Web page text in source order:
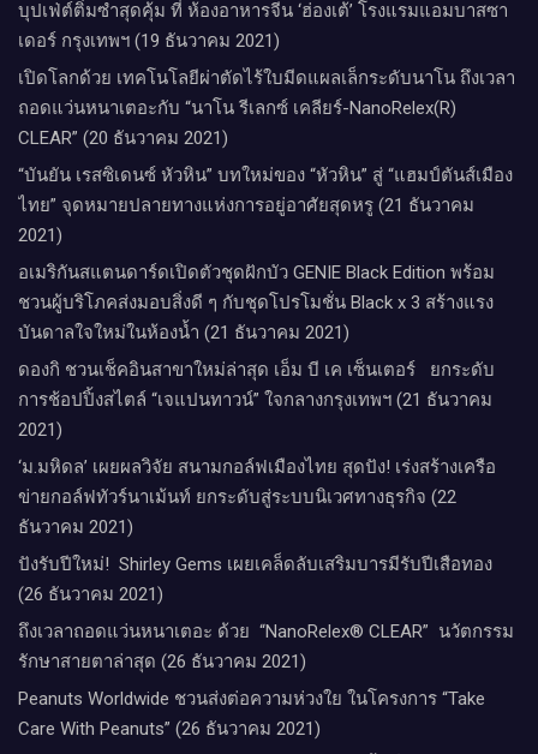
บุปเฟ่ต์ติ่มซำสุดคุ้ม ที่ ห้อง​อาหารจีน​ ‘ฮ่องเต้’ โรงแรม​แอม​บาส​ซา​
เดอร์​ กรุงเทพฯ​ (19 ธันวาคม 2021)
เปิดโลกด้วย เทคโนโลยีผ่าตัดไร้ใบมีดแผลเล็กระดับนาโน ถึงเวลา
ถอดแว่นหนาเตอะกับ “นาโน รีเลกซ์ เคลียร์-NanoRelex(R)
CLEAR” (20 ธันวาคม 2021)
“บันยัน เรสซิเดนซ์ หัวหิน” บทใหม่ของ “หัวหิน” สู่ “แฮมป์ตันส์เมือง
ไทย” จุดหมายปลายทางแห่งการอยู่อาศัยสุดหรู (21 ธันวาคม
2021)
อเมริกันสแตนดาร์ดเปิดตัวชุดฝักบัว GENIE Black Edition พร้อม
ชวนผู้บริโภคส่งมอบสิ่งดี ๆ กับชุดโปรโมชั่น Black x 3 สร้างแรง
บันดาลใจใหม่ในห้องน้ำ (21 ธันวาคม 2021)
ดองกิ ชวนเช็คอินสาขาใหม่ล่าสุด เอ็ม บี เค เซ็นเตอร์ ยกระดับ
การช้อปปิ้งสไตล์ “เจแปนทาวน์” ใจกลางกรุงเทพฯ (21 ธันวาคม
2021)
‘ม.มหิดล’ เผยผลวิจัย สนามกอล์ฟเมืองไทย สุดปัง! เร่งสร้างเครือ
ข่ายกอล์ฟทัวร์นาเม้นท์ ยกระดับสู่ระบบนิเวศทางธุรกิจ (22
ธันวาคม 2021)
ปังรับปีใหม่​! ​ Shirley Gems เผยเคล็ดลับ​เสริมบารมีรับปีเสือทอง
(26 ธันวาคม 2021)
ถึงเวลาถอดแว่นหนาเตอะ ด้วย “NanoRelex® CLEAR” นวัตกรรม
รักษาสายตาล่าสุด (26 ธันวาคม 2021)
Peanuts Worldwide ชวนส่งต่อความห่วงใย​ ​ในโครงการ “Take
Care With Peanuts” (26 ธันวาคม 2021)